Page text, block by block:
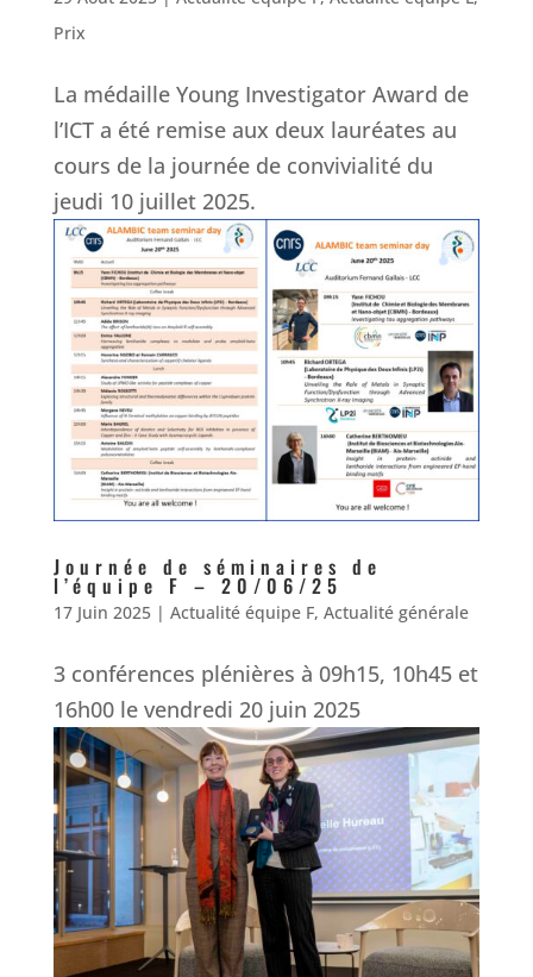
Prix
La médaille Young Investigator Award de
l’ICT a été remise aux deux lauréates au
cours de la journée de convivialité du
jeudi 10 juillet 2025.
Journée de séminaires de
l’équipe F – 20/06/25
17 Juin 2025| Actualité équipe F, Actualité générale
3 conférences plénières à 09h15, 10h45 et
16h00 le vendredi 20 juin 2025